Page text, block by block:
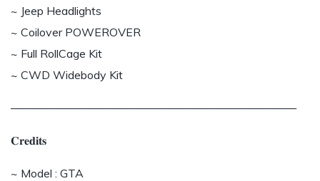
~ Jeep Headlights
~ Coilover POWEROVER
~ Full RollCage Kit
~ CWD Widebody Kit
—————————————————————————
𝐂𝐫𝐞𝐝𝐢𝐭𝐬
~ Model : GTA